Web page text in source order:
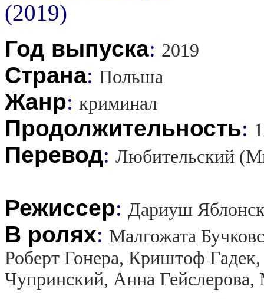
Год выпуска: 2019
Страна: Польша
Жанр: криминал
Продолжительность:
Перевод: Любительский
Режиссер: Дариуш
В ролях: Малгожата
Роберт Гонера, Криштоф
Чупринский, Анна